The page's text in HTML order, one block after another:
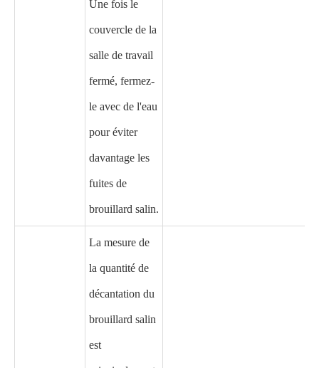
Une fois le
couvercle de la
salle de travail
fermé, fermez-
le avec de l'eau
pour éviter
davantage les
fuites de
brouillard salin.
La mesure de
la quantité de
décantation du
brouillard salin
est